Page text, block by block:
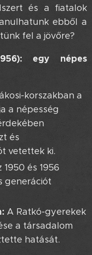
és a fiatalok
ebből a
fel a jövőre?
egy népes
korszakban a
a népesség
és
vetettek ki.
1950 és 1956
generációt
A Ratkó-gyerekek
a társadalom
hatását.